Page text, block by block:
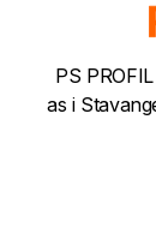
PS
as i